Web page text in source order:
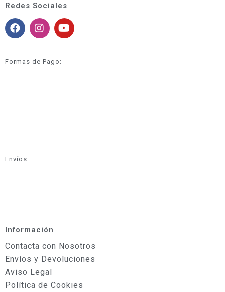
Redes Sociales
Formas de Pago:
Envíos:
Información
Contacta con Nosotros
Envíos y Devoluciones
Aviso Legal
Política de Cookies